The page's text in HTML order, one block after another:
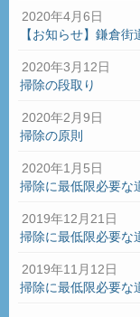
2020年4月6日
【お知らせ】鎌倉
2020年3月12日
掃除の段取り
2020年2月9日
掃除の原則
2020年1月5日
掃除に最低限必要な
2019年12月21日
掃除に最低限必要な
2019年11月12日
掃除に最低限必要な